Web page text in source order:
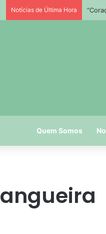
Notícias de Última Hora
Quem Somos